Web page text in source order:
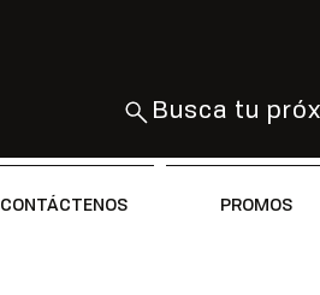
Busca tu
CONTÁCTENOS PROMOS